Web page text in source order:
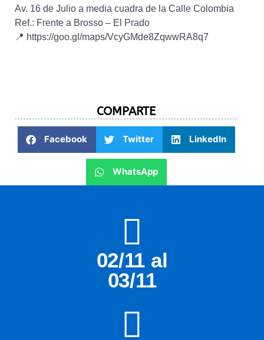
Av. 16 de Julio a media cuadra de la Calle Colombia
Ref.: Frente a Brosso – El Prado
📍 https://goo.gl/maps/VcyGMde8ZqwwRA8q7
COMPARTE​
Facebook Twitter LinkedIn
WhatsApp
02/11 al
03/11